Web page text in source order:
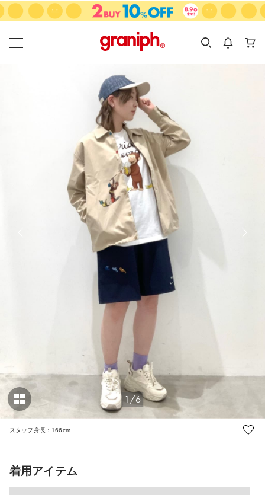
カテゴリーから探す
KIDS
カテゴリ
サイズ
1/6
スタッフ身長：166cm
着用アイテム